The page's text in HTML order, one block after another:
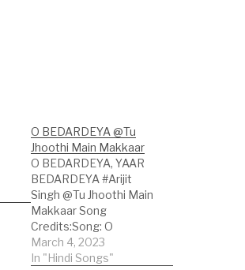
O BEDARDEYA @Tu
Jhoothi Main Makkaar
O BEDARDEYA, YAAR
BEDARDEYA #Arijit
Singh @Tu Jhoothi Main
Makkaar Song
Credits:Song: O
BedardeyaMovie: Tu
Jhoothi Main
March 4, 2023
In "Hindi Songs"